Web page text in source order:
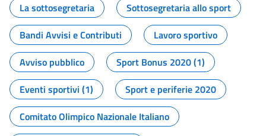
La sottosegretaria
Sottosegretaria allo sport
Bandi Avvisi e Contributi
Lavoro sportivo
Avviso pubblico
Sport Bonus 2020 (1)
Eventi sportivi (1)
Sport e periferie 2020
Comitato Olimpico Nazionale Italiano